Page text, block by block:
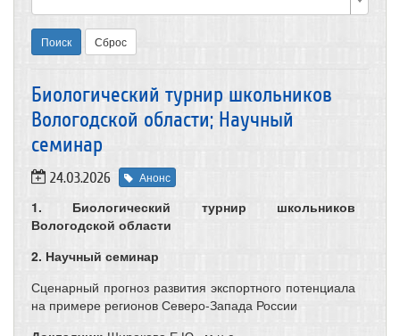
Поиск Сброс
Биологический турнир школьников
Вологодской области; Научный
семинар
24.03.2026 Анонс
1. Биологический турнир школьников
Вологодской области
2. Научный семинар
Сценарный прогноз развития экспортного потенциала
на примере регионов Северо-Запада России